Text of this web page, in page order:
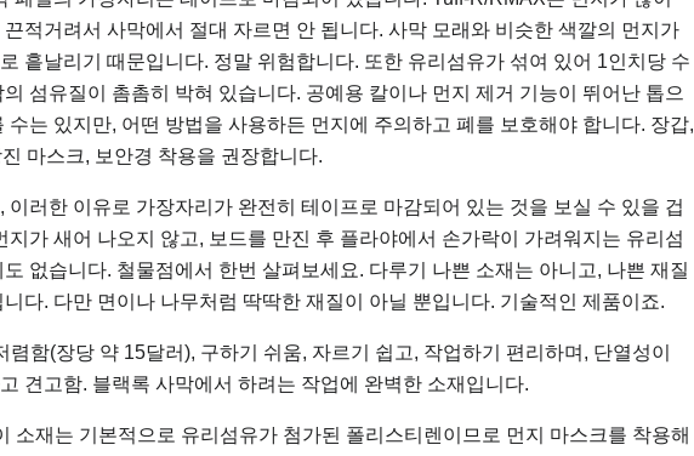
끈적거려서 사막에서 절대 자르면 안 됩니다. 사막 모래와 비슷한 색깔의 먼지가
흩날리기 때문입니다. 정말 위험합니다. 또한 유리섬유가 섞여 있어 1인치당 수
의 섬유질이 촘촘히 박혀 있습니다. 공예용 칼이나 먼지 제거 기능이 뛰어난 톱으
수는 있지만, 어떤 방법을 사용하든 먼지에 주의하고 폐를 보호해야 합니다. 장갑,
마스크, 보안경 착용을 권장합니다.
이러한 이유로 가장자리가 완전히 테이프로 마감되어 있는 것을 보실 수 있을 겁
지가 새어 나오지 않고, 보드를 만진 후 플라야에서 손가락이 가려워지는 유리섬
도 없습니다. 철물점에서 한번 살펴보세요. 다루기 나쁜 소재는 아니고, 나쁜 재질
니다. 다만 면이나 나무처럼 딱딱한 재질이 아닐 뿐입니다. 기술적인 제품이죠.
렴함(장당 약 15달러), 구하기 쉬움, 자르기 쉽고, 작업하기 편리하며, 단열성이
견고함. 블랙록 사막에서 하려는 작업에 완벽한 소재입니다.
소재는 기본적으로 유리섬유가 첨가된 폴리스티렌이므로 먼지 마스크를 착용해